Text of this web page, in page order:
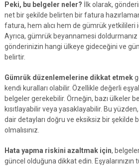
Peki, bu belgeler neler? İlk olarak,
net bir şekilde belirten bir fatura
fatura, hem alıcı hem de gümrük yetkilileri
Ayrıca, gümrük beyannamesi
gönderinizin hangi ülkeye gideceğini ve
belirtir.
Gümrük düzenlemelerine dikkat etmek
kendi kuralları olabilir. Özellikle değerli
belgeler gerekebilir. Örneğin, bazı ülkeler
kısıtlayabilir veya yasaklayabilir. Bu
dair detayları doğru ve eksiksiz bir şekilde
olmalısınız.
Hata yapma riskini azaltmak için,
güncel olduğuna dikkat edin.